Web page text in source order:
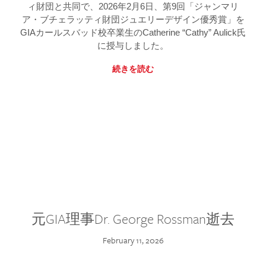
ィ財団と共同で、2026年2月6日、第9回「ジャンマリ
ア・ブチェラッティ財団ジュエリーデザイン優秀賞」を
GIAカールスバッド校卒業生のCatherine “Cathy” Aulick氏
に授与しました。
続きを読む
元GIA理事Dr. George Rossman逝去
February 11, 2026